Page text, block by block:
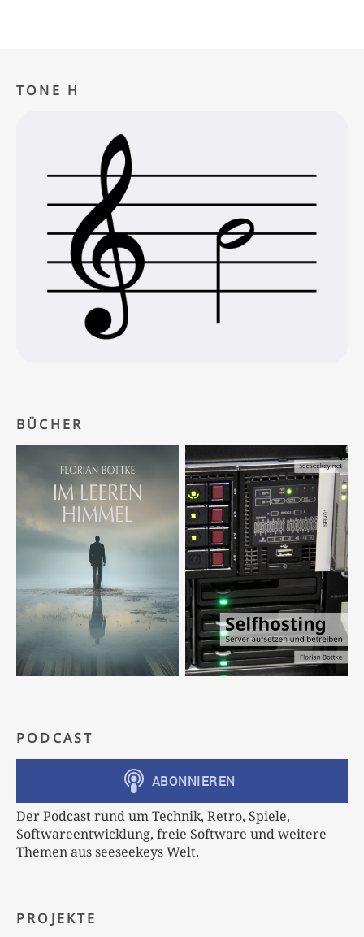
TONE H
BÜCHER
PODCAST
Der Podcast rund um Technik, Retro, Spiele,
Softwareentwicklung, freie Software und weitere
Themen aus seeseekeys Welt.
PROJEKTE